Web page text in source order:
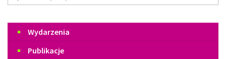
MenuWydarzenia
Publikacje